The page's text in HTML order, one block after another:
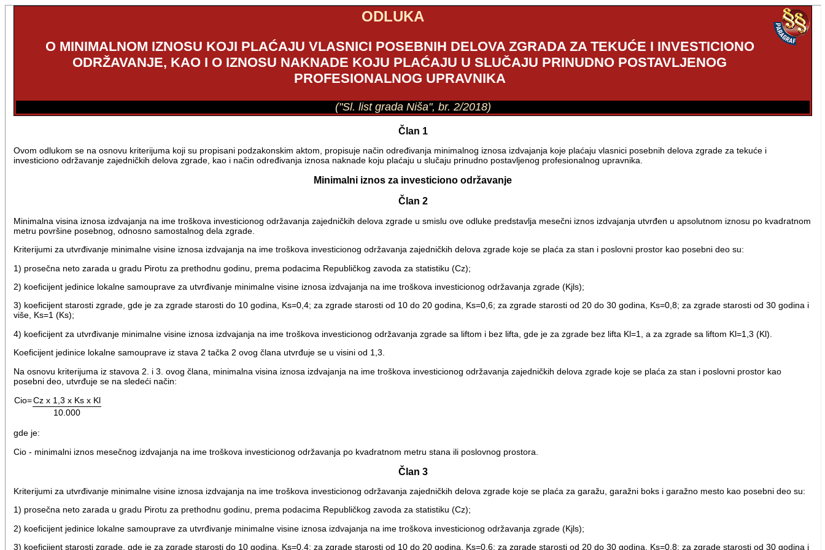
ODLUKA
O MINIMALNOM IZNOSU KOJI PLAĆAJU VLASNICI POSEBNIH DELOVA ZGRADA ZA TEKUĆE I INVESTICIONO
ODRŽAVANJE, KAO I O IZNOSU NAKNADE KOJU PLAĆAJU U SLUČAJU PRINUDNO POSTAVLJENOG
PROFESIONALNOG UPRAVNIKA
("Sl. list grada Niša", br. 2/2018)
Član 1
Ovom odlukom se na osnovu kriterijuma koji su propisani podzakonskim aktom, propisuje način određivanja minimalnog iznosa izdvajanja koje plaćaju vlasnici posebnih delova zgrade za tekuće i
investiciono održavanje zajedničkih delova zgrade, kao i način određivanja iznosa naknade koju plaćaju u slučaju prinudno postavljenog profesionalnog upravnika.
Minimalni iznos za investiciono održavanje
Član 2
Minimalna visina iznosa izdvajanja na ime troškova investicionog održavanja zajedničkih delova zgrade u smislu ove odluke predstavlja mesečni iznos izdvajanja utvrđen u apsolutnom iznosu po kvadratnom
metru površine posebnog, odnosno samostalnog dela zgrade.
Kriterijumi za utvrđivanje minimalne visine iznosa izdvajanja na ime troškova investicionog održavanja zajedničkih delova zgrade koje se plaća za stan i poslovni prostor kao posebni deo su:
1) prosečna neto zarada u gradu Pirotu za prethodnu godinu, prema podacima Republičkog zavoda za statistiku (Cz);
2) koeficijent jedinice lokalne samouprave za utvrđivanje minimalne visine iznosa izdvajanja na ime troškova investicionog održavanja zgrade (Kjls);
3) koeficijent starosti zgrade, gde je za zgrade starosti do 10 godina, Ks=0,4; za zgrade starosti od 10 do 20 godina, Ks=0,6; za zgrade starosti od 20 do 30 godina, Ks=0,8; za zgrade starosti od 30 godina i
više, Ks=1 (Ks);
4) koeficijent za utvrđivanje minimalne visine iznosa izdvajanja na ime troškova investicionog održavanja zgrade sa liftom i bez lifta, gde je za zgrade bez lifta Kl=1, a za zgrade sa liftom Kl=1,3 (Kl).
Koeficijent jedinice lokalne samouprave iz stava 2 tačka 2 ovog člana utvrđuje se u visini od 1,3.
Na osnovu kriterijuma iz stavova 2. i 3. ovog člana, minimalna visina iznosa izdvajanja na ime troškova investicionog održavanja zajedničkih delova zgrade koje se plaća za stan i poslovni prostor kao
posebni deo, utvrđuje se na sledeći način:
Cio=Cz x 1,3 x Ks x Kl
10.000
gde je:
Cio - minimalni iznos mesečnog izdvajanja na ime troškova investicionog održavanja po kvadratnom metru stana ili poslovnog prostora.
Član 3
Kriterijumi za utvrđivanje minimalne visine iznosa izdvajanja na ime troškova investicionog održavanja zajedničkih delova zgrade koje se plaća za garažu, garažni boks i garažno mesto kao posebni deo su:
1) prosečna neto zarada u gradu Pirotu za prethodnu godinu, prema podacima Republičkog zavoda za statistiku (Cz);
2) koeficijent jedinice lokalne samouprave za utvrđivanje minimalne visine iznosa izdvajanja na ime troškova investicionog održavanja zgrade (Kjls);
3) koeficijent starosti zgrade, gde je za zgrade starosti do 10 godina, Ks=0,4; za zgrade starosti od 10 do 20 godina, Ks=0,6; za zgrade starosti od 20 do 30 godina, Ks=0,8; za zgrade starosti od 30 godina i